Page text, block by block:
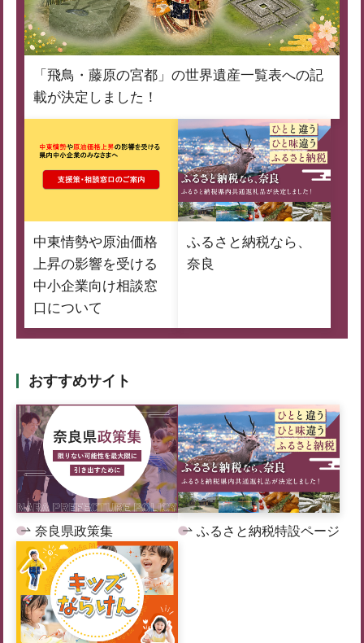
「飛鳥・藤原の宮都」の世界遺産一覧表への記
載が決定しました！
中東情勢や原油価格
上昇の影響を受ける
中小企業向け相談窓
口について
ふるさと納税なら、
奈良
おすすめサイト
奈良県政策集 ふるさと納税特設ページ